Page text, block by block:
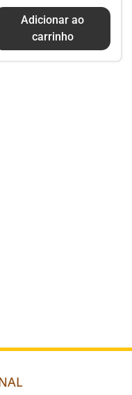
Adicionar ao
carrinho